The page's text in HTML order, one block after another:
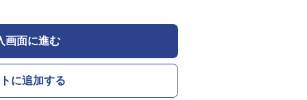
画面に進む
に追加する